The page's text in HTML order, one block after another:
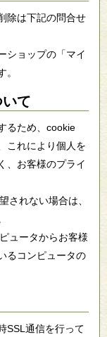
除は下記の問合せ
ショップの「マイ
て
るため、cookie
これにより個人を
、お客様のプライ
されない場合は、
ュータからお客様
るコンピュータの
SSL通信を行って